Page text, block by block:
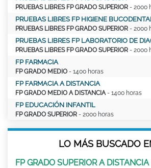
PRUEBAS LIBRES FP GRADO SUPERIOR - 2000
PRUEBAS LIBRES FP HIGIENE
PRUEBAS LIBRES FP GRADO SUPERIOR - 2000
PRUEBAS LIBRES FP LABORATORIO DE
PRUEBAS LIBRES FP GRADO SUPERIOR - 2000
FP FARMACIA
FP GRADO MEDIO - 1400 horas
FP FARMACIA A DISTANCIA
FP GRADO MEDIO A DISTANCIA - 1400 horas
FP EDUCACIÓN INFANTIL
FP GRADO SUPERIOR - 2000 horas
LO MÁS BUSCADO
FP GRADO SUPERIOR A DISTANCIA